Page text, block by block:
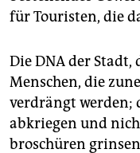
für Touristen, die
Die DNA der Stadt,
Menschen, die
verdrängt werden;
abkriegen und
broschüren